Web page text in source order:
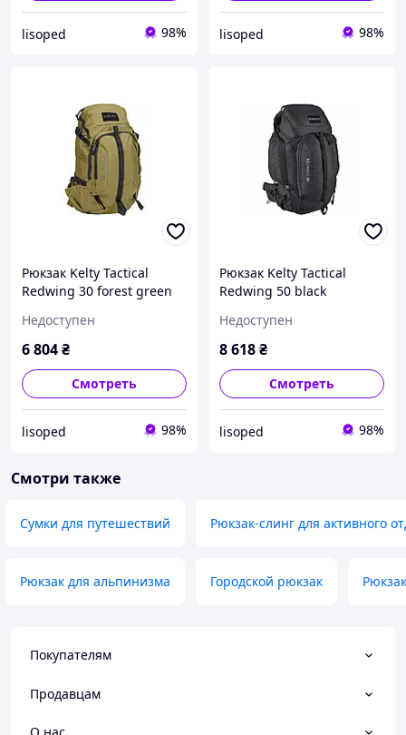
lisoped 98% lisoped 98%
Рюкзак Kelty Tactical
Redwing 30 forest green
Недоступен
6 804₴
Смотреть
lisoped 98%
Рюкзак Kelty Tactical
Redwing 50 black
Недоступен
8 618₴
Смотреть
lisoped 98%
Смотри также
Сумки для путешествий Рюкзак-слинг для активного
Рюкзак для альпинизма Городской рюкзак
Покупателям
Продавцам